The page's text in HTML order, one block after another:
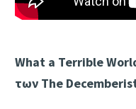
What a Terrible
των The